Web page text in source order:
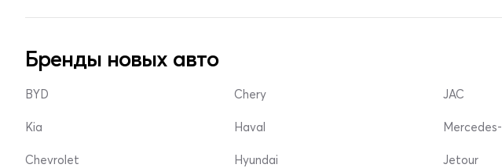
Бренды новых авто
BYD
Kia
Chevrolet
Chery
Haval
Hyundai
JAC
Jetour